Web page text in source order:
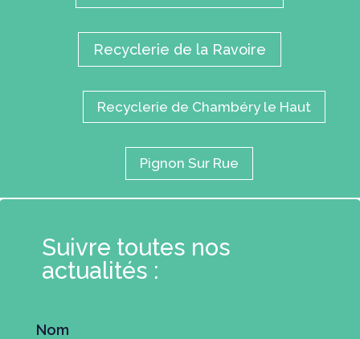
Recyclerie de la Ravoire
Recyclerie de Chambéry le Haut
Pignon Sur Rue
Suivre toutes nos
actualités :
Nom